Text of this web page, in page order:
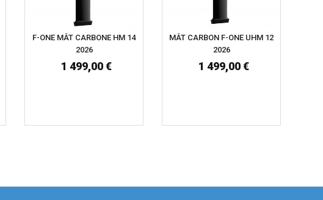
F-ONE MÂT CARBONE HM 14
2026
1 499,00 €
MÂT CARBON F-ONE UHM 12
2026
1 499,00 €